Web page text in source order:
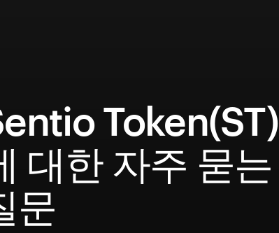
Token(ST)
대한 자주 묻는
문